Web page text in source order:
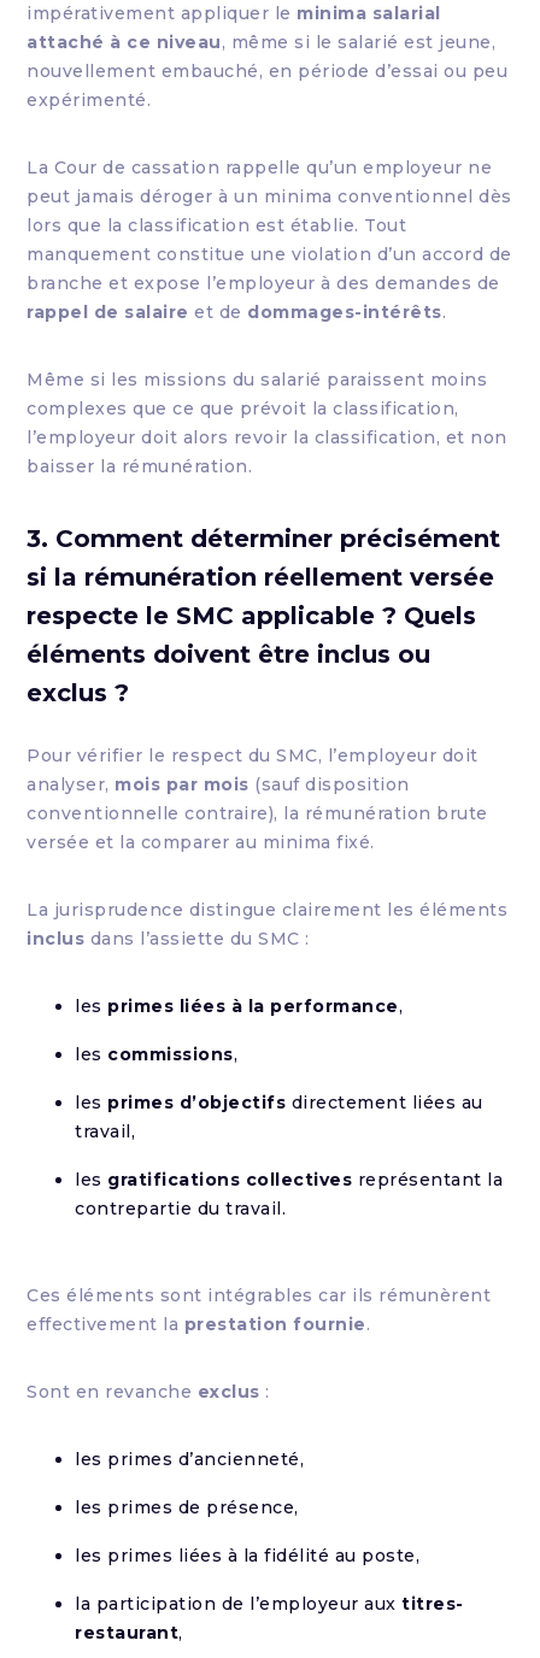
impérativement appliquer le minima salarial
attaché à ce niveau, même si le salarié est jeune,
nouvellement embauché, en période d’essai ou peu
expérimenté.
La Cour de cassation rappelle qu’un employeur ne
peut jamais déroger à un minima conventionnel dès
lors que la classification est établie. Tout
manquement constitue une violation d’un accord de
branche et expose l’employeur à des demandes de
rappel de salaire et de dommages-intérêts.
Même si les missions du salarié paraissent moins
complexes que ce que prévoit la classification,
l’employeur doit alors revoir la classification, et non
baisser la rémunération.
3. Comment déterminer précisément
si la rémunération réellement versée
respecte le SMC applicable ? Quels
éléments doivent être inclus ou
exclus ?
Pour vérifier le respect du SMC, l’employeur doit
analyser, mois par mois (sauf disposition
conventionnelle contraire), la rémunération brute
versée et la comparer au minima fixé.
La jurisprudence distingue clairement les éléments
inclus dans l’assiette du SMC :
les primes liées à la performance,
les commissions,
les primes d’objectifs directement liées au
travail,
les gratifications collectives représentant la
contrepartie du travail.
Ces éléments sont intégrables car ils rémunèrent
effectivement la prestation fournie.
Sont en revanche exclus :
les primes d’ancienneté,
les primes de présence,
les primes liées à la fidélité au poste,
la participation de l’employeur auxtitres-
restaurant,